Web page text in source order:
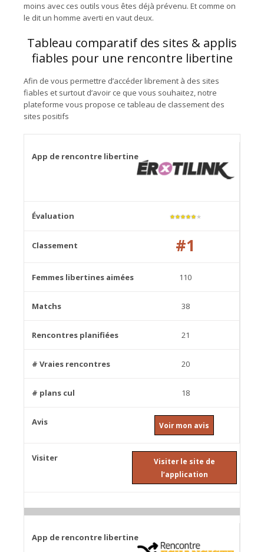
moins avec ces outils vous êtes déjà prévenu. Et comme on
le dit un homme averti en vaut deux.
Tableau comparatif des sites & applis
fiables pour une rencontre libertine
Afin de vous permettre d’accéder librement à des sites
fiables et surtout d’avoir ce que vous souhaitez, notre
plateforme vous propose ce tableau de classement des
sites positifs
★★★★★★
#1
110
38
21
20
18
Voir mon avis
Visiter le site de
l’application